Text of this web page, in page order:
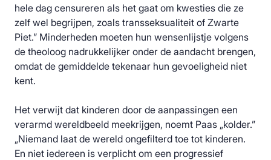
hele dag censureren als het gaat om kwesties die ze
zelf wel begrijpen, zoals transseksualiteit of Zwarte
Piet.” Minderheden moeten hun wensenlijstje volgens
de theoloog nadrukkelijker onder de aandacht brengen,
omdat de gemiddelde tekenaar hun gevoeligheid niet
kent.
Het verwijt dat kinderen door de aanpassingen een
verarmd wereldbeeld meekrijgen, noemt Paas „kolder.”
„Niemand laat de wereld ongefilterd toe tot kinderen.
En niet iedereen is verplicht om een progressief